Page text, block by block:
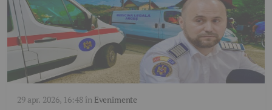
29 apr. 2026, 16:48în Evenimente